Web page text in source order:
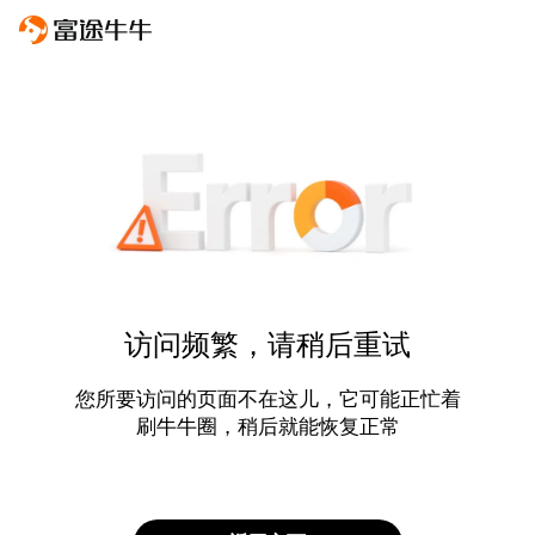
访问频繁，请稍后重试
您所要访问的页面不在这儿，它可能正忙着
刷牛牛圈，稍后就能恢复正常